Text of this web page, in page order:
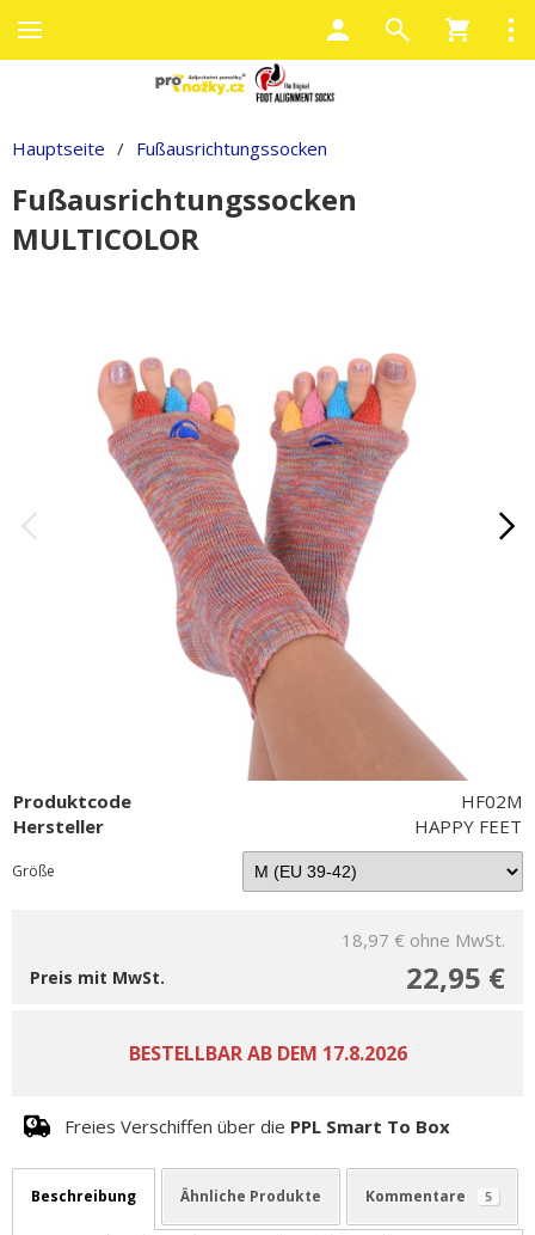
Hauptseite / Fußausrichtungssocken
Fußausrichtungssocken
MULTICOLOR
Produktcode
HF02M
Hersteller
HAPPY FEET
Größe
18,97 € ohne MwSt.
22,95 €
Preis mit MwSt.
Freies Verschiffen über die PPL Smart To Box
Beschreibung Ähnliche Produkte Kommentare 5